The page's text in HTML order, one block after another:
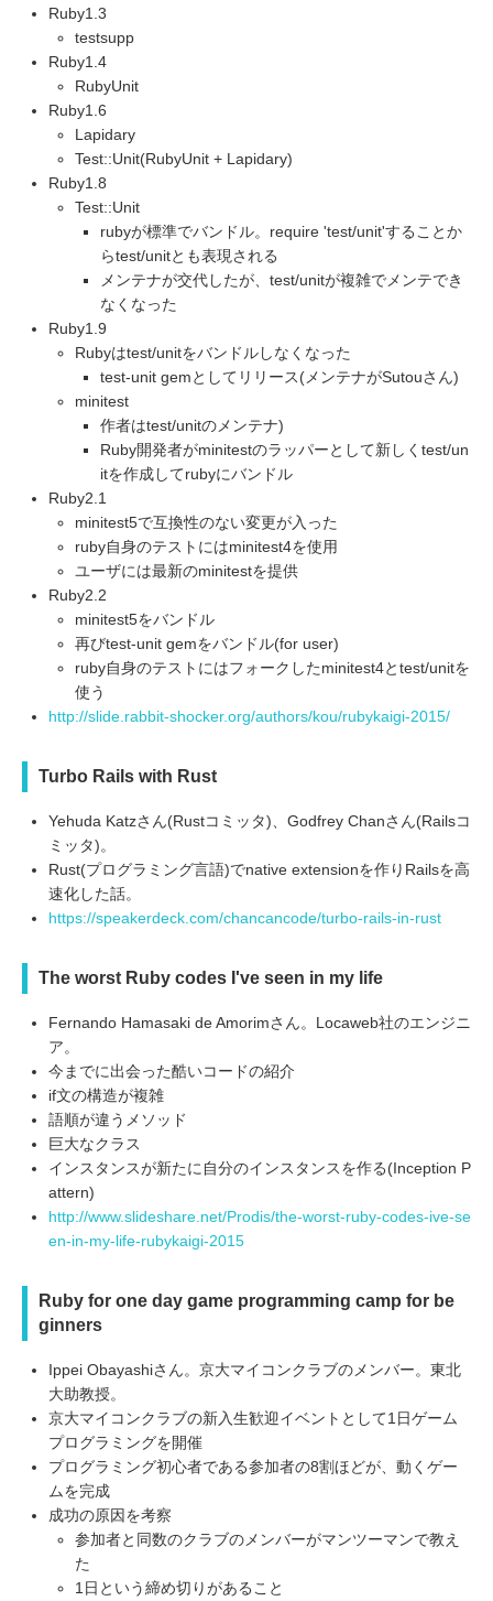
Ruby1.3
testsupp
Ruby1.4
RubyUnit
Ruby1.6
Lapidary
Test::Unit(RubyUnit + Lapidary)
Ruby1.8
Test::Unit
rubyが標準でバンドル。require 'test/unit'することか
らtest/unitとも表現される
メンテナが交代したが、test/unitが複雑でメンテでき
なくなった
Ruby1.9
Rubyはtest/unitをバンドルしなくなった
test-unit gemとしてリリース(メンテナがSutouさん)
minitest
作者はtest/unitのメンテナ)
Ruby開発者がminitestのラッパーとして新しくtest/un
itを作成してrubyにバンドル
Ruby2.1
minitest5で互換性のない変更が入った
ruby自身のテストにはminitest4を使用
ユーザには最新のminitestを提供
Ruby2.2
minitest5をバンドル
再びtest-unit gemをバンドル(for user)
ruby自身のテストにはフォークしたminitest4とtest/unitを
使う
http://slide.rabbit-shocker.org/authors/kou/rubykaigi-2015/
Turbo Rails with Rust
Yehuda Katzさん(Rustコミッタ)、Godfrey Chanさん(Railsコ
ミッタ)。
Rust(プログラミング言語)でnative extensionを作りRailsを高
速化した話。
https://speakerdeck.com/chancancode/turbo-rails-in-rust
The worst Ruby codes I've seen in my life
Fernando Hamasaki de Amorimさん。Locaweb社のエンジニ
ア。
今までに出会った酷いコードの紹介
if文の構造が複雑
語順が違うメソッド
巨大なクラス
インスタンスが新たに自分のインスタンスを作る(Inception P
attern)
http://www.slideshare.net/Prodis/the-worst-ruby-codes-ive-se
en-in-my-life-rubykaigi-2015
Ruby for one day game programming camp for be
ginners
Ippei Obayashiさん。京大マイコンクラブのメンバー。東北
大助教授。
京大マイコンクラブの新入生歓迎イベントとして1日ゲーム
プログラミングを開催
プログラミング初心者である参加者の8割ほどが、動くゲー
ムを完成
成功の原因を考察
参加者と同数のクラブのメンバーがマンツーマンで教え
た
1日という締め切りがあること